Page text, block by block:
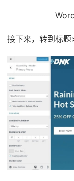
接下来，转到标题